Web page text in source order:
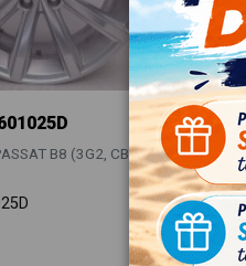
B8 (3G2, CB2) 2.0